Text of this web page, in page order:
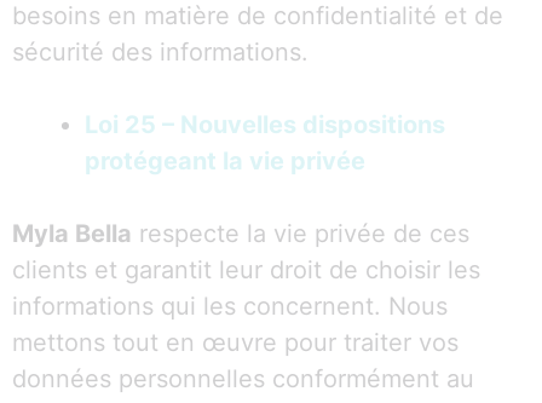
besoins en matière de confidentialité et de
sécurité des informations.
Loi 25 – Nouvelles dispositions
protégeant la vie privée
Myla Bella respecte la vie privée de ces
clients et garantit leur droit de choisir les
informations qui les concernent. Nous
mettons tout en œuvre pour traiter vos
données personnelles conformément au